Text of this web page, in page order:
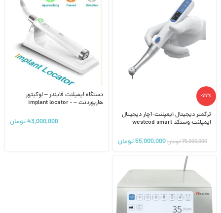
-27%
ترکمتر دیجیتال ایمپلنت-آچار دیجیتال
ایمپلنت-وستکد westcod smart
75,000,000تومان55,000,000تومان
دستگاه ایمپلنت فایندر – لوکیتور
هاربوردنت – implant locator -
43,000,000تومان